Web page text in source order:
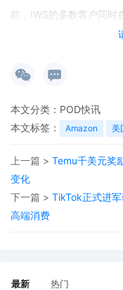
前，IWS的多数客户同时
本文分类： POD快讯
本文标签：
Amazon 美
上一篇 > Temu千美元奖
变化
下一篇 > TikTok正式进
高端消费
最新 热门